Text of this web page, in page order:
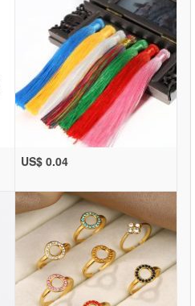
US$ 0.04